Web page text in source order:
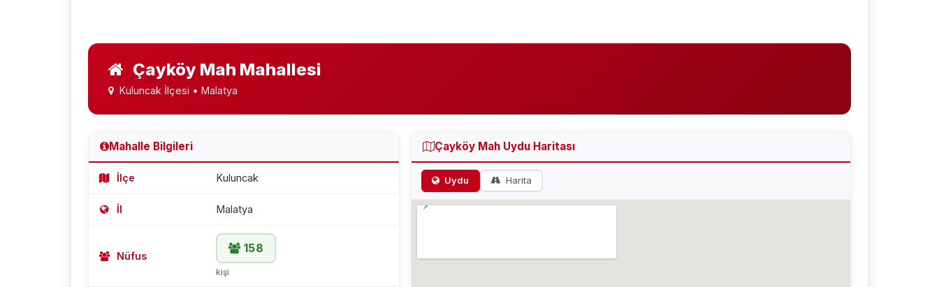
Çayköy Mah Mahallesi
Kuluncak İlçesi • Malatya
Mahalle Bilgileri
İlçe Kuluncak
İl Malatya
Nüfus
158
kişi
Çayköy Mah Uydu Haritası
Uydu Harita